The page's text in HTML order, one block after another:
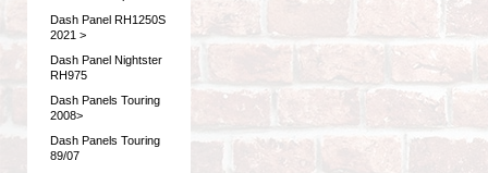
Dash Panel RH1250S
2021 >
Dash Panel Nightster
RH975
Dash Panels Touring
2008>
Dash Panels Touring
89/07